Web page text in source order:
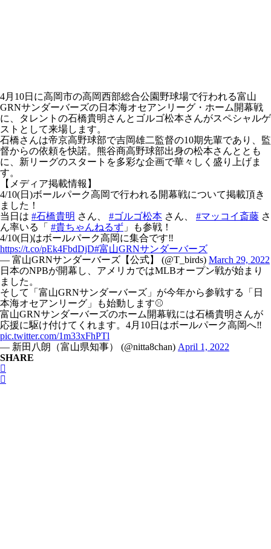
4月10日に高岡市の高岡西部総合公園野球場で行われる富山
GRNサンダーバーズの日本海オセアンリーグ・ホーム開幕戦
に、タレントの石橋貴明さんとゴルゴ松本さんがスペシャルゲ
ストとして来場します。
石橋さんは帝京高野球部で吉岡雄二監督の10期先輩であり、監
督からの依頼を快諾。熊谷商高野球部出身の松本さんととも
に、新リーグのスタートを多彩な企画で華々しく盛り上げま
す。
【メディア掲載情報】
4/10(日)ボールパーク高岡で行われる開幕戦について掲載頂き
ました！
当日は #石橋貴明 さん、 #ゴルゴ松本 さん、 #マッコイ斎藤 さ
ん率いる「 #貴ちゃんねるず 」も参戦！
4/10(日)はボールパーク高岡に集合です‼️
https://t.co/pEk4FbdDjD#富山GRNサンダーバーズ
— 富山GRNサンダーバーズ【公式】 (@T_birds) March 29, 2022
日本のNPBが開幕し、アメリカではMLBオープン戦が始まり
ました。
そして「富山GRNサンダーバーズ」が今年から参戦する「日
本海オセアンリーグ」も始動します⚾️
富山GRNサンダーバーズのホーム開幕戦には石橋貴明さんが
応援に駆け付けてくれます。4月10日はボールパーク高岡へ‼️
pic.twitter.com/1m33xFhPTl
— 新田八朗（富山県知事） (@nitta8chan) April 1, 2022
SHARE